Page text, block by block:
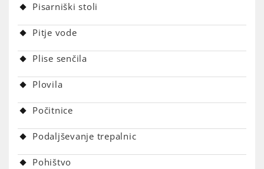
Pisarniški stoli
Pitje vode
Plise senčila
Plovila
Počitnice
Podaljševanje trepalnic
Pohištvo